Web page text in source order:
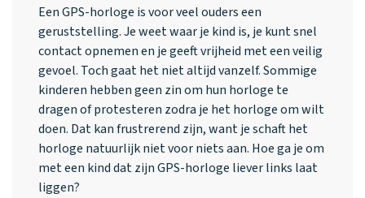
Een GPS-horloge is voor veel ouders een
geruststelling. Je weet waar je kind is, je kunt snel
contact opnemen en je geeft vrijheid met een veilig
gevoel. Toch gaat het niet altijd vanzelf. Sommige
kinderen hebben geen zin om hun horloge te
dragen of protesteren zodra je het horloge om wilt
doen. Dat kan frustrerend zijn, want je schaft het
horloge natuurlijk niet voor niets aan. Hoe ga je om
met een kind dat zijn GPS-horloge liever links laat
liggen?